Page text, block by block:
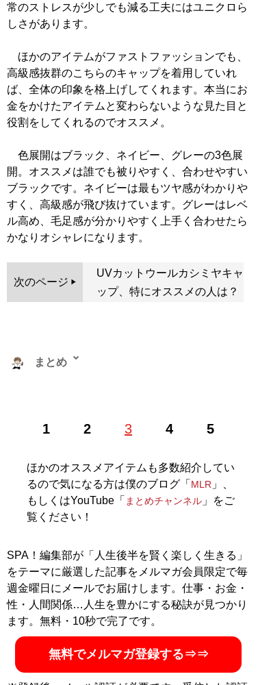
常のストレスが少しでも減る工夫にはユニクロら
しさがあります。
ほかのアイテムがファストファッションでも、
高級感抜群のこちらのキャップを着用していれ
ば、全体の印象を格上げしてくれます。本当にお
金をかけたアイテムと変わらないような見た目と
役割をしてくれるのでオススメ。
色展開はブラック、ネイビー、グレーの3色展
開。オススメは誰でも被りやすく、合わせやすい
ブラックです。ネイビーは最もツヤ感がわかりや
すく、高級感が飛び抜けています。グレーはレベ
ル高め、毛足感が分かりやすく上手く合わせたら
かなりオシャレになります。
次のページ
UVカットウールカシミヤキャ
ップ、特にオススメの人は？
1 2 3 4 5
まとめ
ップ、古着、ウェブメディアなどアパレルに関する多彩
でオシャレ初心者にもわかりやすいファッション情報を
配信中！
記事一覧へ
ほかのオススメアイテムも多数紹介してい
るので気になる方は僕のブログ「 MLR 」、
もしくはYouTube「 まとめチャンネル」をご
覧ください！
SPA！編集部が「人生後半を賢く楽しく生きる」
をテーマに厳選した記事をメルマガ会員限定で毎
週金曜日にメールでお届けします。仕事・お金・
性・人間関係…人生を豊かにする秘訣が見つかり
ます。無料・10秒で完了です。
無料でメルマガ登録する⇒⇒